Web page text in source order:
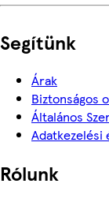
Segítünk
Árak
Biztonságos
Általános
Adatkezelési
Rólunk